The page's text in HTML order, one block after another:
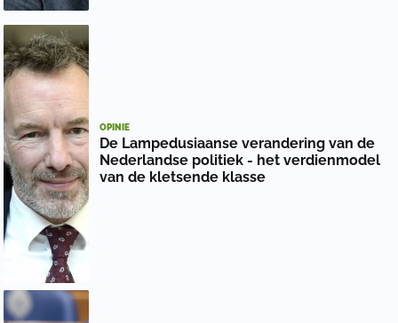
OPINIE
De Lampedusiaanse verandering van de
Nederlandse politiek - het verdienmodel
van de kletsende klasse